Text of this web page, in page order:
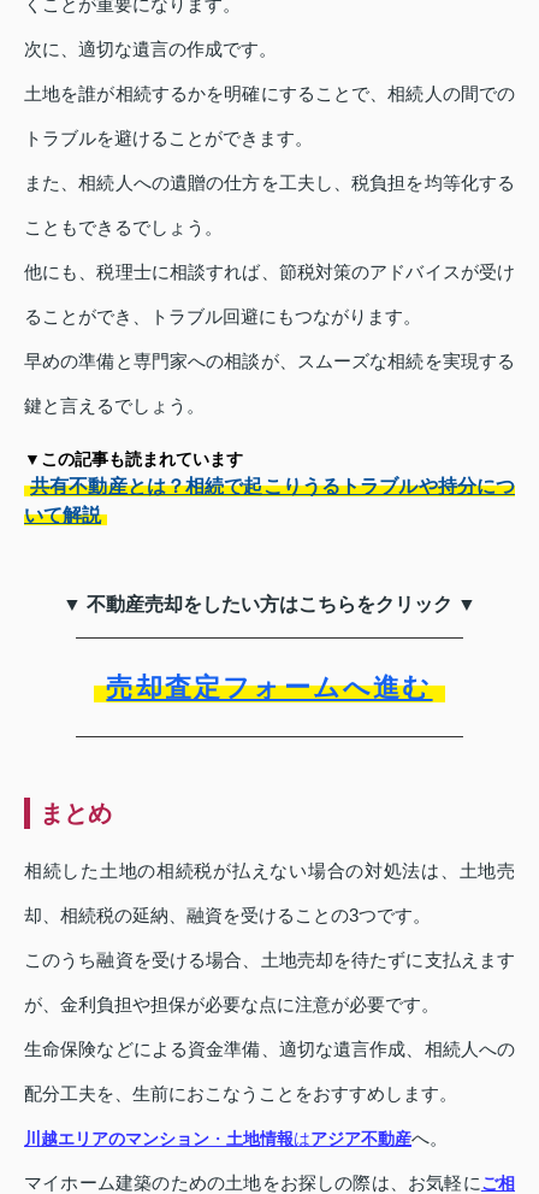
次に、適切な遺言の作成です。
土地を誰が相続するかを明確にすることで、相続人の間での
トラブルを避けることができます。
また、相続人への遺贈の仕方を工夫し、税負担を均等化する
こともできるでしょう。
他にも、税理士に相談すれば、節税対策のアドバイスが受け
ることができ、トラブル回避にもつながります。
早めの準備と専門家への相談が、スムーズな相続を実現する
鍵と言えるでしょう。
▼この記事も読まれています
共有不動産とは？相続で起こりうるトラブルや持分につ
いて解説
▼ 不動産売却をしたい方はこちらをクリック ▼
売却査定フォームへ進む
まとめ
相続した土地の相続税が払えない場合の対処法は、土地売
却、相続税の延納、融資を受けることの3つです。
このうち融資を受ける場合、土地売却を待たずに支払えます
が、金利負担や担保が必要な点に注意が必要です。
生命保険などによる資金準備、適切な遺言作成、相続人への
配分工夫を、生前におこなうことをおすすめします。
川越エリアのマンション ・ 土地情報はアジア不動産へ。
マイホーム建築のための土地をお探しの際は、お気軽にご相